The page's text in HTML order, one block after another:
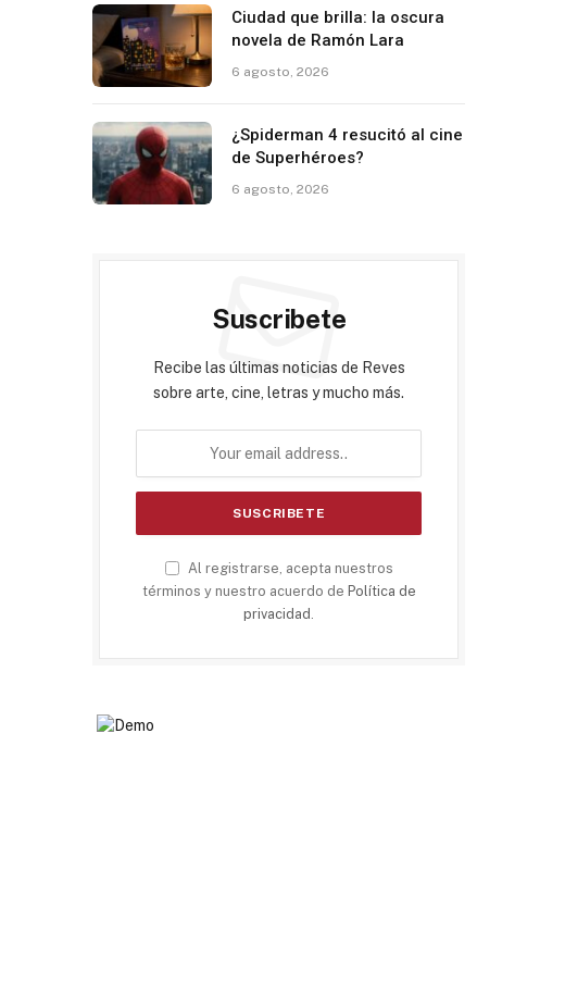
Ciudad que brilla: la oscura
novela de Ramón Lara
6 agosto, 2026
¿Spiderman 4 resucitó al cine
de Superhéroes?
6 agosto, 2026
Suscribete
Recibe las últimas noticias de Reves
sobre arte, cine, letras y mucho más.
Al registrarse, acepta nuestros
términos y nuestro acuerdo de Política de
privacidad